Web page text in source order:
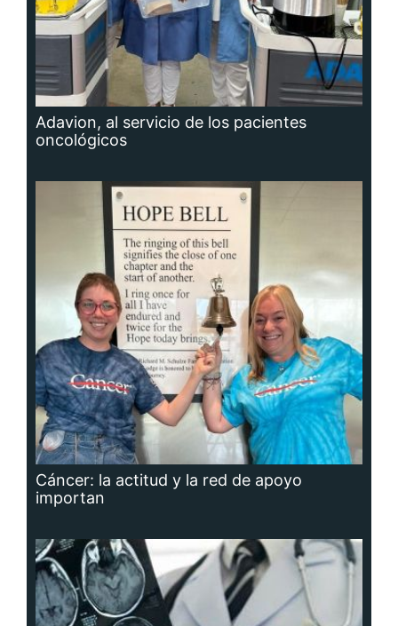
Adavion, al servicio de los pacientes
oncológicos
Cáncer: la actitud y la red de apoyo
importan